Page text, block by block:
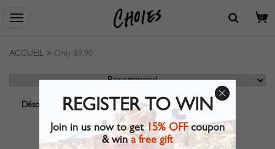
0
ACCUEIL > Only $9.90
Désolé, aucun résultat ne correspond.
REGISTER TO WIN
Join in us now to get15% OFFcoupon
& wina free gift